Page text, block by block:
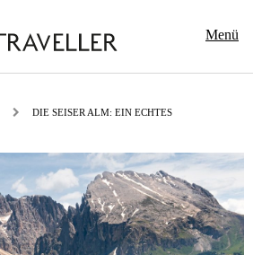
Menü
DIE SEISER ALM: EIN ECHTES